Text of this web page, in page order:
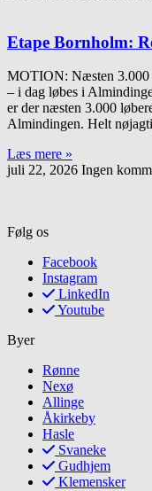
Etape Bornholm:
MOTION: Næsten 3.000
– i dag løbes i
er der næsten 3.000
Almindingen. Helt
Læs mere »
juli 22, 2026 Ingen
Følg os
Facebook
Instagram
LinkedIn
Youtube
Byer
Rønne
Nexø
Allinge
Åkirkeby
Hasle
Svaneke
Gudhjem
Klemensker